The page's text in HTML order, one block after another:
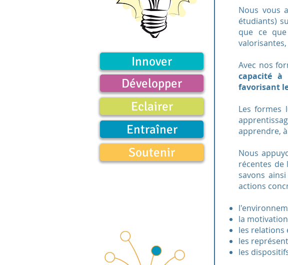
Innover
Développer
Eclairer
Entraîner
Soutenir
Nous vous
étudiants)
que ce
Avec nos
capacité à
favorisant
Les formes
apprendre,
Nous
récentes de
savons
actions
la
les relations
les
les